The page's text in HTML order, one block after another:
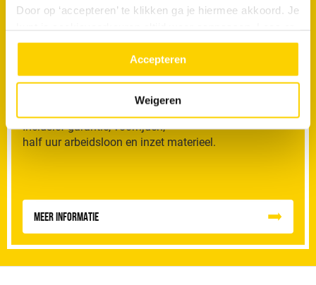
Door op ‘accepteren’ te klikken ga je hiermee akkoord. Je
meer over in onsprivacy beleid.
Accepteren
Weigeren
het op
Inclusief garantie, voorrijden,
half uur arbeidsloon en inzet materieel.
€149
Meer informatie